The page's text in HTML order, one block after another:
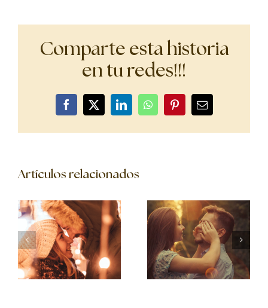
Comparte esta historia
en tu redes!!!
Facebook
X LinkedInWhatsAppPinterestCorreo
Artículos relacionados